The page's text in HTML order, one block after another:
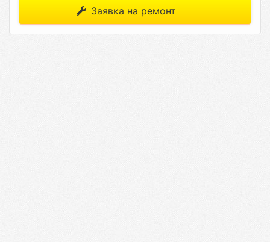
Заявка на ремонт